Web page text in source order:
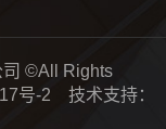
司 ©All Rights
号-2 技术支持：